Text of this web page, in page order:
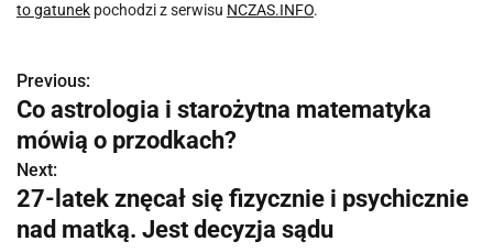
to gatunek pochodzi z serwisu NCZAS.INFO.
N
a
w
i
Previous:
Co astrologia i starożytna matematyka
mówią o przodkach?
Next:
27-latek znęcał się fizycznie i psychicznie
nad matką. Jest decyzja sądu